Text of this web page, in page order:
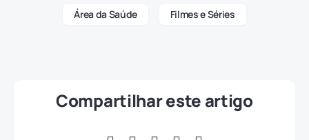
Área da Saúde Filmes e Séries
Compartilhar este artigo